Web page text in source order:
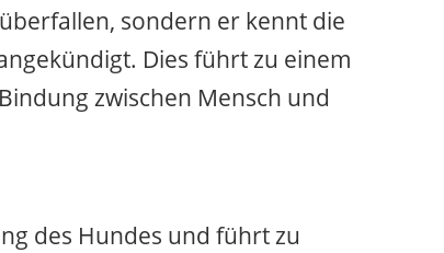
sondern er kennt die
Dies führt zu einem
zwischen Mensch und
des Hundes und führt zu